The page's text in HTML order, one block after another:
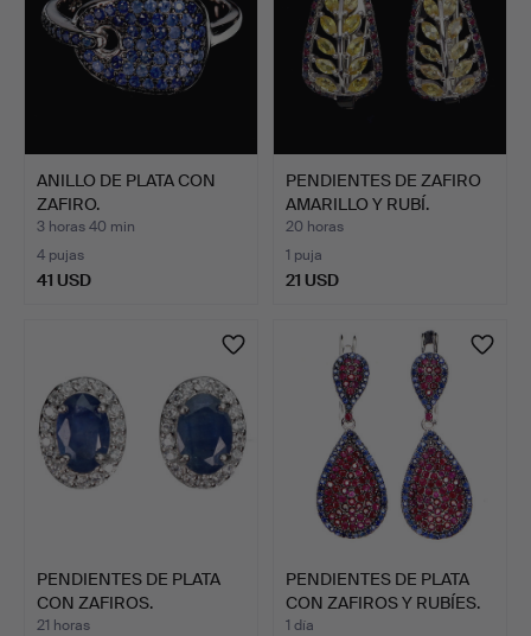
ANILLO DE PLATA CON
ZAFIRO.
3 horas 40 min
4 pujas
41 USD
PENDIENTES DE ZAFIRO
AMARILLO Y RUBÍ.
20 horas
1 puja
21 USD
PENDIENTES DE PLATA
CON ZAFIROS.
21 horas
PENDIENTES DE PLATA
CON ZAFIROS Y RUBÍES.
1 día